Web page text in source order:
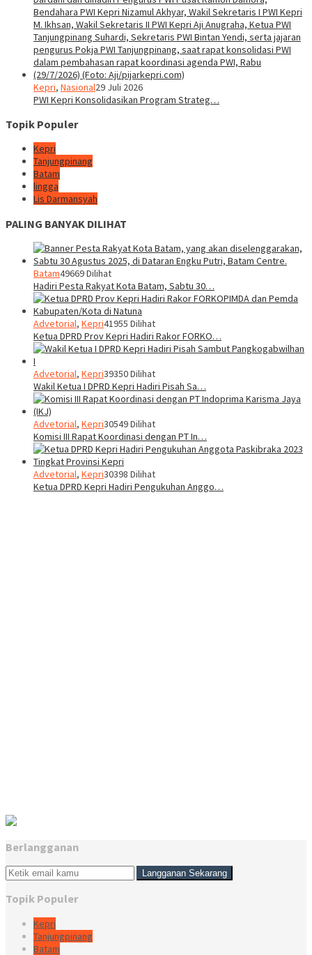
Kepri, Nasional29 Juli 2026
PWI Kepri Konsolidasikan Program Strateg…
Topik Populer
Kepri
Tanjungpinang
Batam
lingga
Lis Darmansyah
PALING BANYAK DILIHAT
Batam49669 Dilihat
Hadiri Pesta Rakyat Kota Batam, Sabtu 30…
Advetorial, Kepri41955 Dilihat
Ketua DPRD Prov Kepri Hadiri Rakor FORKO…
Advetorial, Kepri39350 Dilihat
Wakil Ketua I DPRD Kepri Hadiri Pisah Sa…
Advetorial, Kepri30549 Dilihat
Komisi III Rapat Koordinasi dengan PT In…
Advetorial, Kepri30398 Dilihat
Ketua DPRD Kepri Hadiri Pengukuhan Anggo…
Berlangganan
Topik Populer
Kepri
Tanjungpinang
Batam